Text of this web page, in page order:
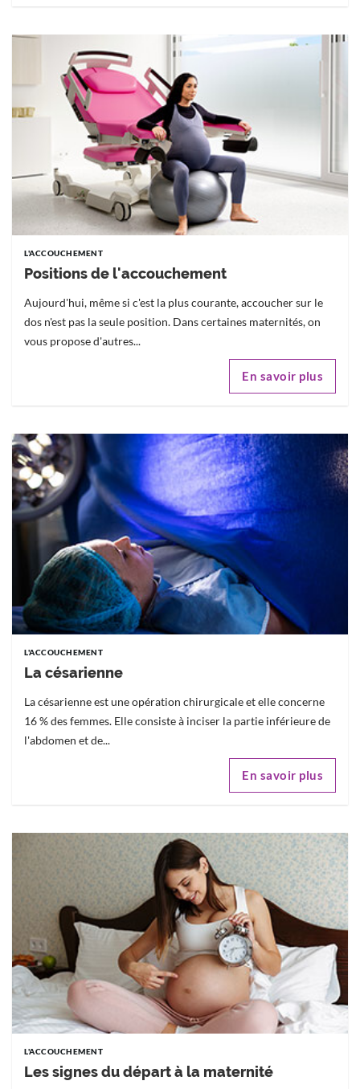
L'ACCOUCHEMENT
Positions de l'accouchement
Aujourd'hui, même si c'est la plus courante, accoucher sur le
dos n'est pas la seule position. Dans certaines maternités, on
vous propose d'autres...
En savoir plus
L'ACCOUCHEMENT
La césarienne
La césarienne est une opération chirurgicale et elle concerne
16 % des femmes. Elle consiste à inciser la partie inférieure de
l'abdomen et de...
En savoir plus
L'ACCOUCHEMENT
Les signes du départ à la maternité